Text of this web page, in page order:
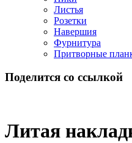
Листья
Розетки
Навершия
Фурнитура
Притворные
Поделится со ссылкой
Литая